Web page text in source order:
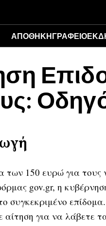
ΑΠΟΘΉΚΗΓΡΑΦΕΊΟ
των 150 ευρώ για τους
gov.gr, η
συγκεκριμένο
αίτηση για να λάβετε